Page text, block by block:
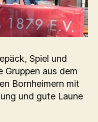
Spiel und
Gruppen aus dem
Bornheimern mit
und gute Laune